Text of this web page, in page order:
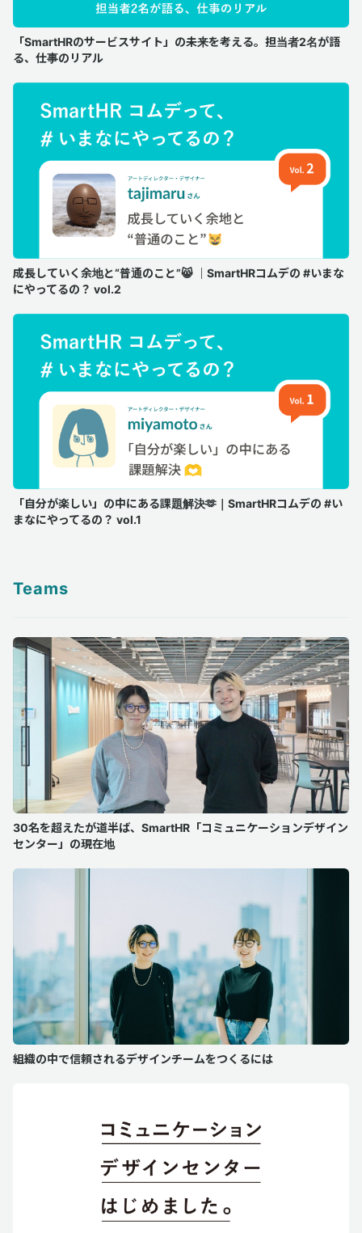
「SmartHRのサービスサイト」の未来を考える。担当者2名が語
る、仕事のリアル
成長していく余地と“普通のこと”😸 ｜SmartHRコムデの #いまな
にやってるの？ vol.2
「自分が楽しい」の中にある課題解決🫶｜SmartHRコムデの #い
まなにやってるの？ vol.1
Teams
30名を超えたが道半ば、SmartHR「コミュニケーションデザイン
センター」の現在地
組織の中で信頼されるデザインチームをつくるには